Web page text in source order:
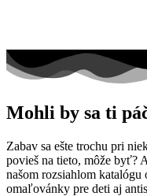
Mohli by sa ti
Zabav sa ešte trochu pri
povieš na tieto, môže byť?
našom rozsiahlom
omaľovánky pre deti aj